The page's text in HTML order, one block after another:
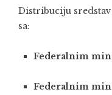
Distribuciju
sa:
Federalnim
Federalnim